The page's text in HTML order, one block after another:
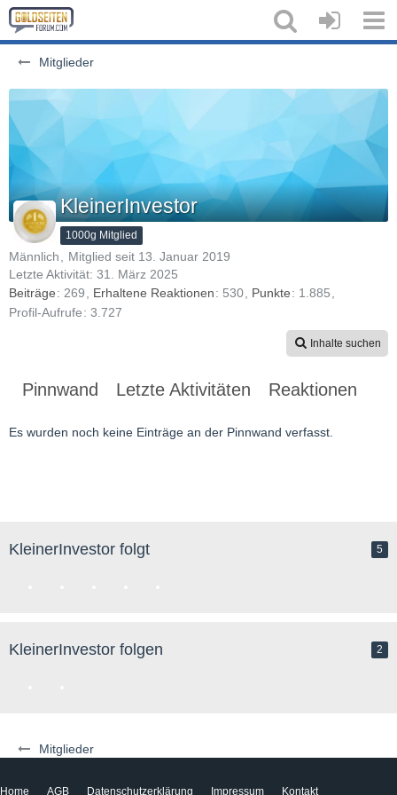
Mitglieder
Mitglieder
KleinerInvestor
1000g Mitglied
Männlich
Mitglied seit 13. Januar 2019
Letzte Aktivität: 31. März 2025
Beiträge
269 Erhaltene Reaktionen 530 Punkte
1.885
Profil-Aufrufe
3.727
Inhalte suchen
Pinnwand Letzte Aktivitäten Reaktionen
Es wurden noch keine Einträge an der Pinnwand verfasst.
KleinerInvestor folgt 5
KleinerInvestor folgen 2
Home AGB Datenschutzerklärung Impressum Kontakt